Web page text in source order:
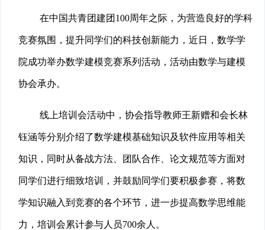
在中国共青团建团100周年之际，为营造良好的学科
竞赛氛围，提升同学们的科技创新能力，近日，数学学
院成功举办数学建模竞赛系列活动，活动由数学与建模
协会承办。
线上培训会活动中，协会指导教师王新赠和会长林
钰涵等分别介绍了数学建模基础知识及软件应用等相关
知识，同时从备战方法、团队合作、论文规范等方面对
同学们进行细致培训，并鼓励同学们要积极参赛，将数
学知识融入到竞赛的各个环节，进一步提高数学思维能
力，培训会累计参与人员700余人。